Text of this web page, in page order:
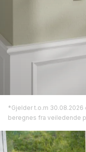
*Gjelder t.o.m 30.08.2026
beregnes fra veiledende